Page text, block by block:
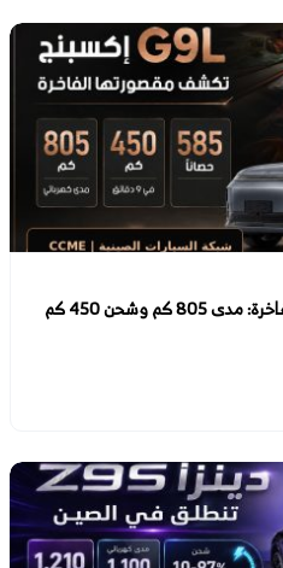
إكسبنج G9L تكشف مقصورتها الفاخرة: مدى 805 كم وشحن 450 كم